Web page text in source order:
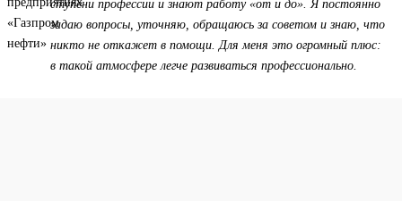
ступени профессии и знают работу «от и до». Я постоянно
задаю вопросы, уточняю, обращаюсь за советом и знаю, что
никто не откажет в помощи. Для меня это огромный плюс:
в такой атмосфере легче развиваться профессионально.